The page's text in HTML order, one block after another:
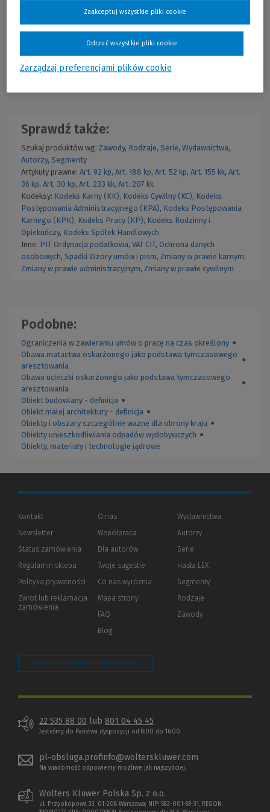
Cena regularna:119,00 zł
Już od:
Wolters Kluwer Polska
Sprawdź także:
Szukaj produktów wg: Zawody, Rodzaje, Serie, Wydawnictwa,
Autorzy, Segmenty
Artykuły prawne: Art. 92 kp, Art. 188 kp, Art. 52 kp, Art. 155 kk, Art.
36 kp, Art. 30 kp, Art. 233 kk, Art. 207 kk
Kodeksy: Kodeks Karny (KK), Kodeks Cywilny (KC), Kodeks
Postępowania Administracyjnego (KPA), Kodeks Postępowania
Karnego (KPK), Kodeks Pracy (KP), Kodeks Rodzinny i
Opiekuńczy, Kodeks Spółek Handlowych
Inne: PIT Ordynacja podatkowa, VAT CIT, Ochrona danych
osobowych, Spadki Wzory umów i pism, Zmiany w prawie karnym,
Zmiany w prawie administracyjnym, Zmiany w prawie cywilnym
Podobne:
Ograniczenia w zawieraniu umów o pracę na czas określony ●
Obawa matactwa oskarżonego jako podstawa tymczasowego
aresztowania
●
Obawa ucieczki oskarżonego jako podstawa tymczasowego
aresztowania
●
Obiekt budowlany - definicja ●
Obiekt małej architektury - definicja ●
Obiekty i obszary szczególnie ważne dla obrony kraju ●
Obiekty unieszkodliwiania odpadów wydobywczych ●
Obiekty, materiały i technologie jądrowe
Kontakt
Newsletter
Status zamówienia
Regulamin sklepu
Polityka prywatności (Nowe
(Link
innej
Zwrot lub reklamacja
zamówienia
O nas
Współpraca
Dla autorów(Nowe
(Link
innej
Twoje sugestie
Co nas wyróżnia
Mapa strony
FAQ
Blog
Wydawnictwa
Autorzy
Serie
Hasła LEX
Segmenty
Rodzaje
Zawody
Zarządzaj preferencjami plików cookie
22 535 88 00 lub 801 04 45 45
Jesteśmy do Państwa dyspozycji od 8:00 do 16:00
pl-obsluga.profinfo@wolterskluwer.com
Na wiadomość odpowiemy możliwe jak najszybciej.
Wolters Kluwer Polska Sp. z o.o.
ul. Przyokopowa 33, 01-208 Warszawa; NIP: 583-001-89-31, REGON:
Zarządzaj preferencjami plików cookie
Odrzuć wszystkie pliki cookie
Zaakceptuj wszystkie pliki cookie